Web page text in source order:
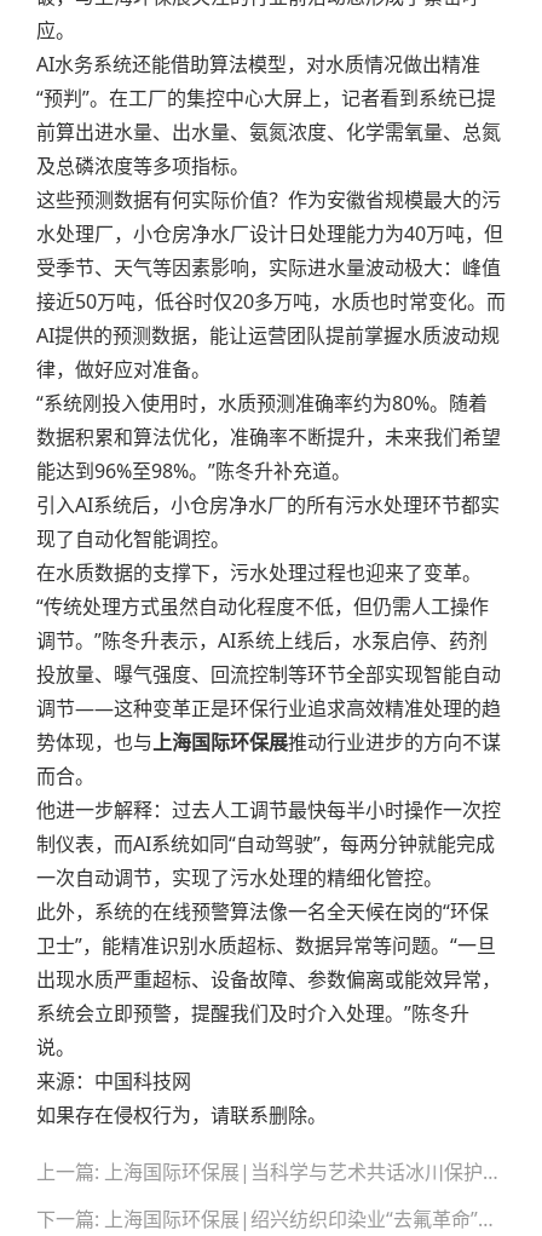
应。
AI水务系统还能借助算法模型，对水质情况做出精准
“预判”。在工厂的集控中心大屏上，记者看到系统已提
前算出进水量、出水量、氨氮浓度、化学需氧量、总氮
及总磷浓度等多项指标。
这些预测数据有何实际价值？作为安徽省规模最大的污
水处理厂，小仓房净水厂设计日处理能力为40万吨，但
受季节、天气等因素影响，实际进水量波动极大：峰值
接近50万吨，低谷时仅20多万吨，水质也时常变化。而
AI提供的预测数据，能让运营团队提前掌握水质波动规
律，做好应对准备。
“系统刚投入使用时，水质预测准确率约为80%。随着
数据积累和算法优化，准确率不断提升，未来我们希望
能达到96%至98%。”陈冬升补充道。
引入AI系统后，小仓房净水厂的所有污水处理环节都实
现了自动化智能调控。
在水质数据的支撑下，污水处理过程也迎来了变革。
“传统处理方式虽然自动化程度不低，但仍需人工操作
调节。”陈冬升表示，AI系统上线后，水泵启停、药剂
投放量、曝气强度、回流控制等环节全部实现智能自动
调节——这种变革正是环保行业追求高效精准处理的趋
势体现，也与上海国际环保展推动行业进步的方向不谋
而合。
他进一步解释：过去人工调节最快每半小时操作一次控
制仪表，而AI系统如同“自动驾驶”，每两分钟就能完成
一次自动调节，实现了污水处理的精细化管控。
此外，系统的在线预警算法像一名全天候在岗的“环保
卫士”，能精准识别水质超标、数据异常等问题。“一旦
出现水质严重超标、设备故障、参数偏离或能效异常，
系统会立即预警，提醒我们及时介入处理。”陈冬升
说。
来源：中国科技网
如果存在侵权行为，请联系删除。
章
上一篇: 上海国际环保展|当科学与艺术共话冰川保护：一场关于地球”降温”的对话
下一篇: 上海国际环保展|绍兴纺织印染业“去氟革命”：半小时破解行业环保难题